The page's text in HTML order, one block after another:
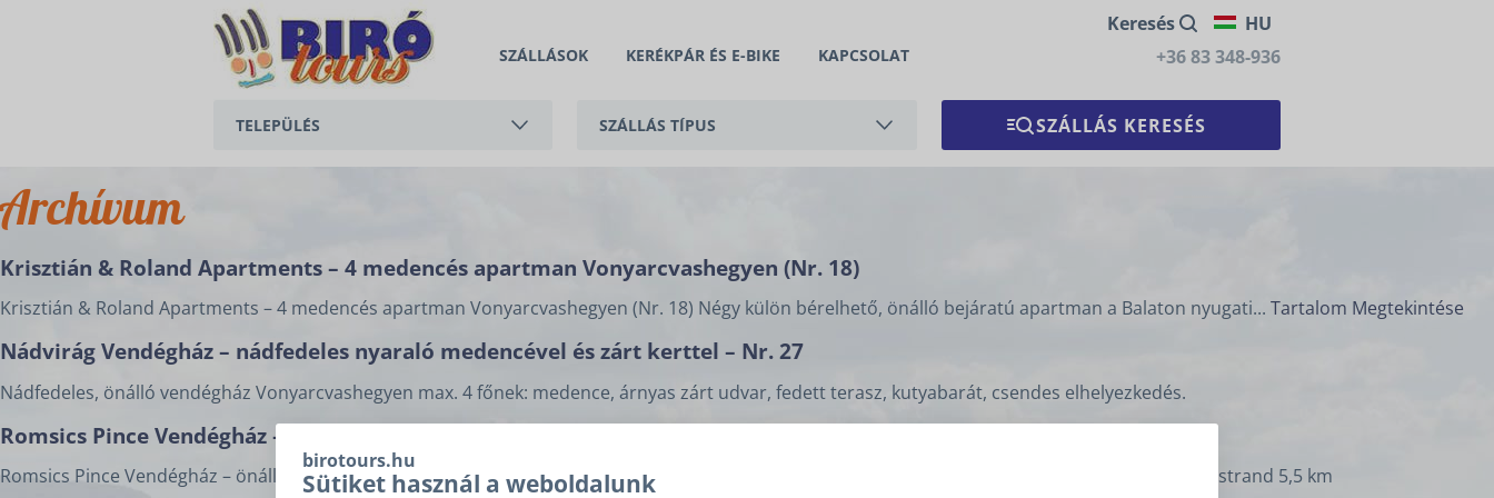
birotours.hu
Sütiket használ a weboldalunk
TELEPÜLÉS
CSERSZEGTOMAJ
KESZTHELY
VONYARCVASHEGY
SZÁLLÁS TÍPUS
SZÁLLÁSOK KERÉKPÁR ÉS E-BIKE KAPCSOLAT
Keresés
HU
+36 83 348-936
Archívum
Krisztián & Roland Apartments – 4 medencés apartman Vonyarcvashegyen (Nr. 18)
Krisztián & Roland Apartments – 4 medencés apartman Vonyarcvashegyen (Nr. 18) Négy külön bérelhető, önálló bejáratú apartman a Balaton nyugati... Tartalom Megtekintése
Nádvirág Vendégház – nádfedeles nyaraló medencével és zárt kerttel – Nr. 27
Nádfedeles, önálló vendégház Vonyarcvashegyen max. 4 főnek: medence, árnyas zárt udvar, fedett terasz, kutyabarát, csendes elhelyezkedés.
Romsics Pince Vendégház – kutyabarát, Cserszegtomaj (Nr. 219)
Romsics Pince Vendégház – önálló, kutyabarát nyaraló Cserszegtomajon, panorámás balatoni kilátással, klímával, fedett autóbeállóval. Keszthelyi strand 5,5 km